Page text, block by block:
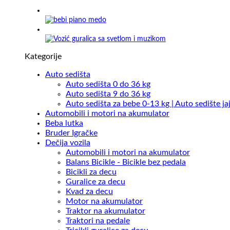
Kategorije
Auto sedišta
Auto sedišta 0 do 36 kg
Auto sedišta 9 do 36 kg
Auto sedišta za bebe 0-13 kg | Auto sedište
Automobili i motori na akumulator
Beba lutka
Bruder Igračke
Dečija vozila
Automobili i motori na akumulator
Balans Bicikle - Bicikle bez pedala
Bicikli za decu
Guralice za decu
Kvad za decu
Motor na akumulator
Traktor na akumulator
Traktori na pedale